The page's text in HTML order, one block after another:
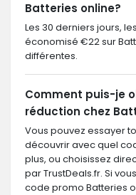
Batteries online?
Les 30 derniers jours,
économisé €22 sur
différentes.
Comment puis-je
réduction chez
Vous pouvez essayer
découvrir avec quel
plus, ou choisissez
par TrustDeals.fr. Si
code promo Batteries